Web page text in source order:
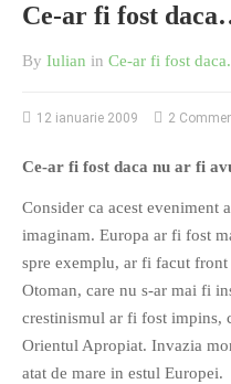
Ce-ar fi fost
By Iulian in Ce-ar fi fost
12 ianuarie 2009 2
Ce-ar fi fost daca nu ar fi
Consider ca acest eveniment
imaginam. Europa ar fi fost
spre exemplu, ar fi facut
Otoman, care nu s-ar mai fi
crestinismul ar fi fost impins,
Orientul Apropiat. Invazia
atat de mare in estul Europei.